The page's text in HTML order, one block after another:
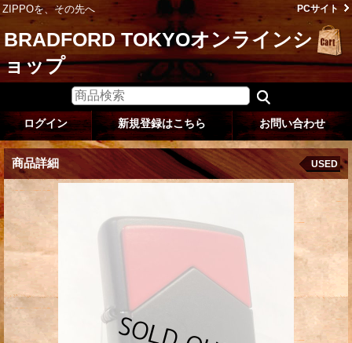
ZIPPOを、その先へ PCサイト
BRADFORD TOKYOオンラインシ
ョップ
ログイン 新規登録はこちら お問い合わせ
商品詳細 USED